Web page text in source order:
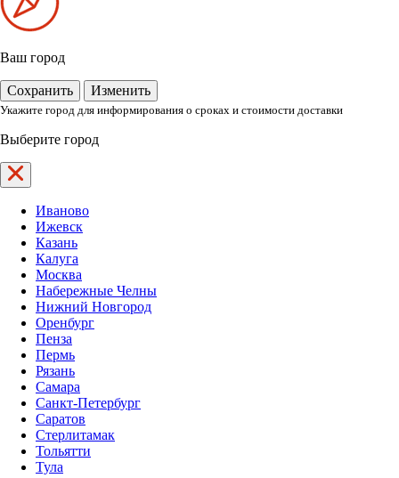
Сохранить
Укажите город для информирования о сроках и стоимости доставки
Выберите город
Иваново
Ижевск
Казань
Калуга
Москва
Набережные Челны
Нижний Новгород
Оренбург
Пенза
Пермь
Рязань
Самара
Санкт-Петербург